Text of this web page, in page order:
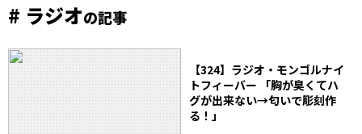
# ラジオの記事
【324】ラジオ・モンゴルナイ
トフィーバー 「胸が臭くてハ
グが出来ない→匂いで彫刻作
る！」